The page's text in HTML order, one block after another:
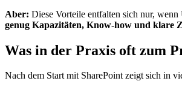
Aber: Diese Vorteile entfalten sich nur, wenn
genug Kapazitäten, Know-how und klare
Was in der Praxis oft zum
Nach dem Start mit SharePoint zeigt sich in